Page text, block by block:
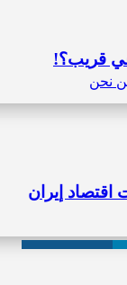
نحن
قريب؟!